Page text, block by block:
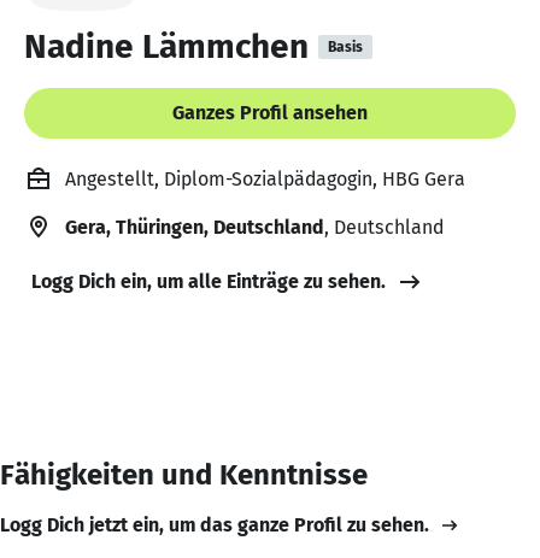
Nadine Lämmchen Basis
Ganzes Profil ansehen
Angestellt, Diplom-Sozialpädagogin, HBG Gera
Gera, Thüringen, Deutschland, Deutschland
Logg Dich ein, um alle Einträge zu sehen.
Fähigkeiten und Kenntnisse
Logg Dich jetzt ein, um das ganze Profil zu sehen.